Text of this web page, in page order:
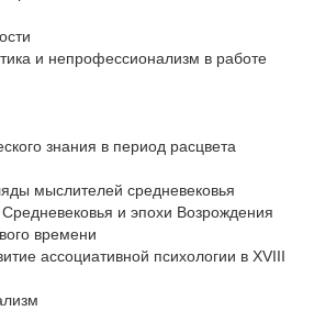
и непрофессионализм в работе
знания в период расцвета
мыслителей средневековья
и эпохи Возрождения
времени
ассоциативной психологии в XVIII